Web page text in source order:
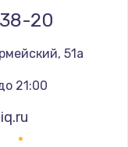
20
51а
21:00